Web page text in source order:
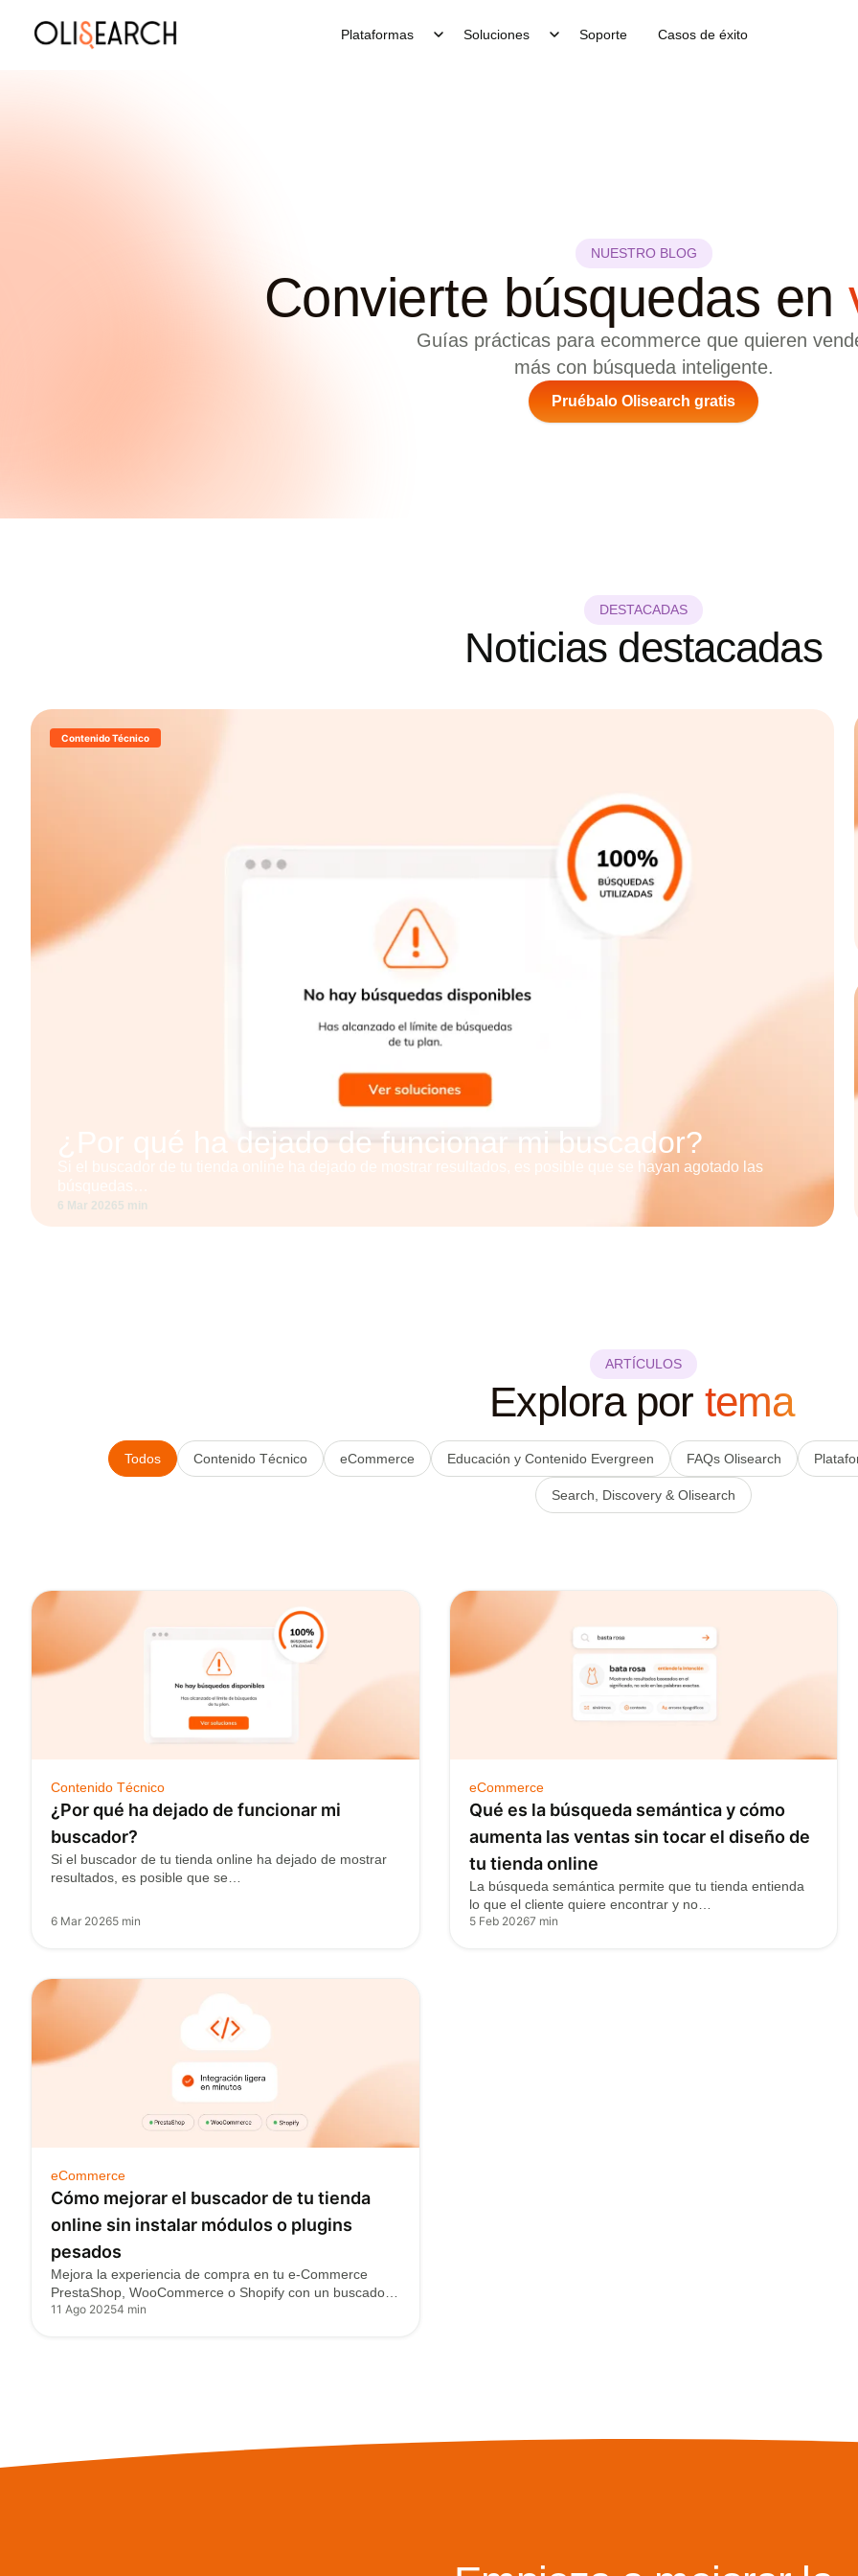
Plataformas Soluciones Soporte Casos de éxito
NUESTRO BLOG
Convierte búsquedas en
Guías prácticas para ecommerce que quieren
más con búsqueda inteligente.
Pruébalo Olisearch gratis
DESTACADAS
Noticias destacadas
Contenido Técnico
¿Por qué ha dejado de funcionar mi buscador?
Si el buscador de tu tienda online ha dejado de mostrar resultados, es posible que se hayan agotado las
6 Mar 20265 min
ARTÍCULOS
Explora por tema
Todos Contenido Técnico eCommerce Educación y Contenido Evergreen FAQs Olisearch
Search, Discovery & Olisearch
Contenido Técnico
¿Por qué ha dejado de funcionar mi
buscador?
Si el buscador de tu tienda online ha dejado de mostrar
resultados, es posible que se…
6 Mar 20265 min
eCommerce
Qué es la búsqueda semántica y cómo
aumenta las ventas sin tocar el diseño de
tu tienda online
La búsqueda semántica permite que tu tienda entienda
lo que el cliente quiere encontrar y no…
5 Feb 20267 min
eCommerce
Cómo mejorar el buscador de tu tienda
online sin instalar módulos o plugins
pesados
Mejora la experiencia de compra en tu e-Commerce
PrestaShop, WooCommerce o Shopify con un buscador
rápido,…
11 Ago 20254 min